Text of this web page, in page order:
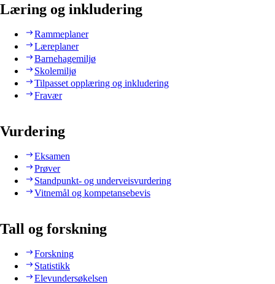
Læring og inkludering
Rammeplaner
Læreplaner
Barnehagemiljø
Skolemiljø
Tilpasset opplæring og inkludering
Fravær
Vurdering
Eksamen
Prøver
Standpunkt- og underveisvurdering
Vitnemål og kompetansebevis
Tall og forskning
Forskning
Statistikk
Elevundersøkelsen